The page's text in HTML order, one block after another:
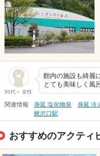
50代～ 女性
館内の施設も綺麗
とても美味しく風
関連情報 身延 塩化物泉 身延 冷
鰍沢口駅
おすすめのアクティ